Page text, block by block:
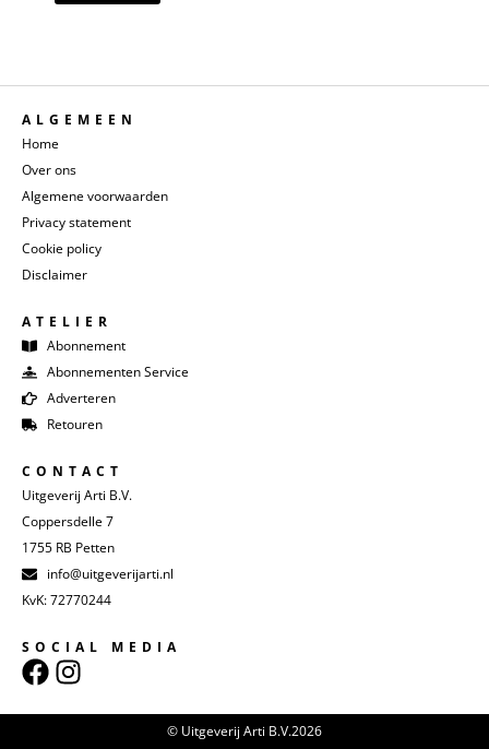
ALGEMEEN
Home
Over ons
Algemene voorwaarden
Privacy statement
Cookie policy
Disclaimer
ATELIER
Abonnement
Abonnementen Service
Adverteren
Retouren
CONTACT
Uitgeverij Arti B.V.
Coppersdelle 7
1755 RB Petten
info@uitgeverijarti.nl
KvK: 72770244
SOCIAL MEDIA
© Uitgeverij Arti B.V.2026